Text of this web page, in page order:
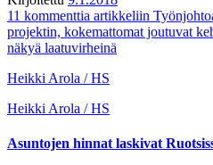
11 kommenttia artikkeliin
projektin, kokemattomat joutuvat
näkyä laatuvirheinä
Heikki Arola / HS
Heikki Arola / HS
Asuntojen hinnat laskivat